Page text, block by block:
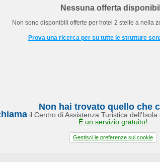
Nessuna offerta
Non sono disponibili offerte per hotel 2 stelle a nella
Prova una ricerca per su tutte le strutture
Non hai trovato quello che
il Centro di Assistenza Turistica
È un servizio gratuito!
Gestisci le preferenze sui cookie